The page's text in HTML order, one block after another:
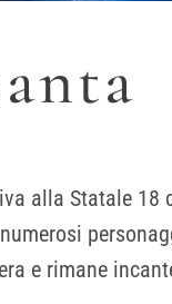
alla Statale 18
e rimane